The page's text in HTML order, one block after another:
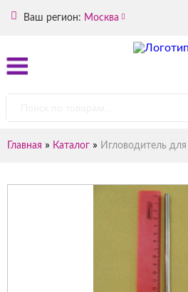
Ваш регион: Москва
Главная » Каталог » Игловодитель